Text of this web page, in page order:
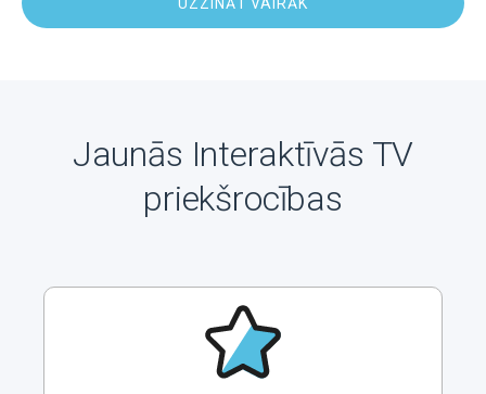
Jaunās Interaktīvās TV
priekšrocības